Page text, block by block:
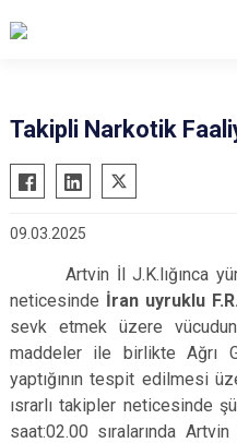
Takipli Narkotik
09.03.2025
Artvin İl J.K.lığınca
neticesinde İran uyruklu
sevk etmek üzere
maddeler ile birlikte Ağrı
yaptığının tespit edilmesi
ısrarlı takipler neticesinde
saat:02.00 sıralarında